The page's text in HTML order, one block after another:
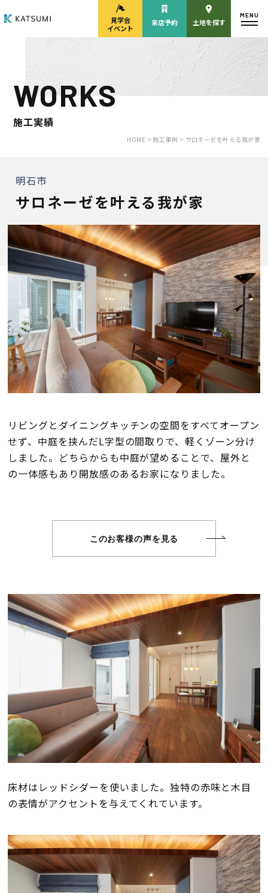
モデルハウス
来場予約
見学会・
HOME
物件検索
会員登録
分譲モデルハウス
おすすめ分譲地
KATSUMIの標準仕様 和暮-なごみ-
素材とデザイン
断熱・気密性能と快適性
ZEH
ラインナップ
施工実績
イベント・見学会
モデルハウス紹介
お客様の声
会社案内
経営理念・
会社案内
スタッフ紹介
見学会
イベント
来店予約 土地を探す
MENU
WORKS
施工実績
HOME >施工事例 > サロネーゼを叶える我が家
明石市
サロネーゼを叶える我が家
リビングとダイニングキッチンの空間をすべてオープン
せず、中庭を挟んだL字型の間取りで、軽くゾーン分け
しました。どちらからも中庭が望めることで、屋外と
の一体感もあり開放感のあるお家になりました。
このお客様の声を見る
床材はレッドシダーを使いました。独特の赤味と木目
の表情がアクセントを与えてくれています。